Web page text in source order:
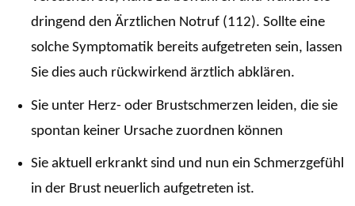
dringend den Ärztlichen Notruf (112). Sollte eine
solche Symptomatik bereits aufgetreten sein, lassen
Sie dies auch rückwirkend ärztlich abklären.
Sie unter Herz- oder Brustschmerzen leiden, die sie
spontan keiner Ursache zuordnen können
Sie aktuell erkrankt sind und nun ein Schmerzgefühl
in der Brust neuerlich aufgetreten ist.